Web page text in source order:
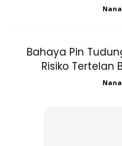
Nana
Bahaya Pin
Risiko Tertelan
Nana